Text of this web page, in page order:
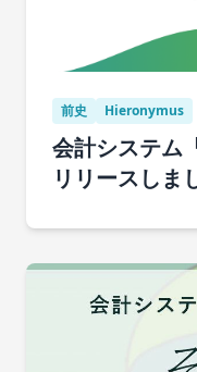
前史 Hieronymus
会計システ
リリースしま